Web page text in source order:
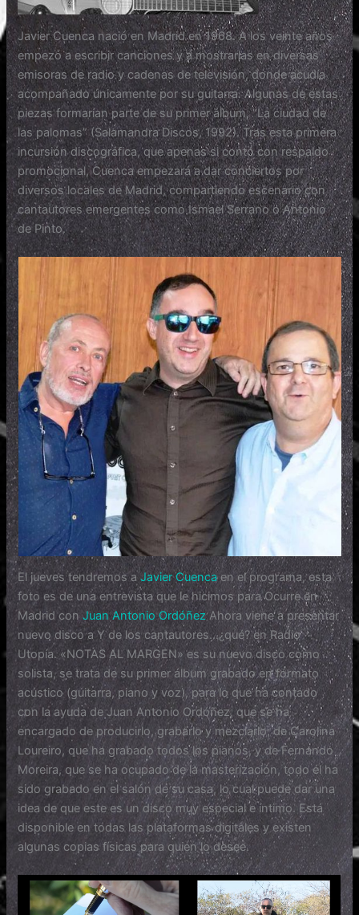
Javier Cuenca nació en Madrid en 1968. A los veinte años
empezó a escribir canciones y a mostrarlas en diversas
emisoras de radio y cadenas de televisión, donde acudía
acompañado únicamente por su guitarra. Algunas de estas
piezas formarían parte de su primer álbum, “La ciudad de
las palomas” (Salamandra Discos, 1992). Tras esta primera
incursión discográfica, que apenas si contó con respaldo
promocional, Cuenca empezará a dar conciertos por
diversos locales de Madrid, compartiendo escenario con
cantautores emergentes como Ismael Serrano o Antonio
de Pinto.
El jueves tendremos aJavier Cuencaen el programa, esta
foto es de una entrevista que le hicimos para Ocurre en
Madrid conJuan Antonio OrdóñezAhora viene a presentar
nuevo disco a Y de los cantautores…¿qué? en Radio
Utopía. «NOTAS AL MARGEN» es su nuevo disco como
solista, se trata de su primer álbum grabado en formato
acústico (guitarra, piano y voz), para lo que ha contado
con la ayuda de Juan Antonio Ordóñez, que se ha
encargado de producirlo, grabarlo y mezclarlo; de Carolina
Loureiro, que ha grabado todos los pianos, y de Fernando
Moreira, que se ha ocupado de la masterización, todo él ha
sido grabado en el salón de su casa, lo cual puede dar una
idea de que este es un disco muy especial e íntimo. Está
disponible en todas las plataformas digitales y existen
algunas copias físicas para quien lo desee.